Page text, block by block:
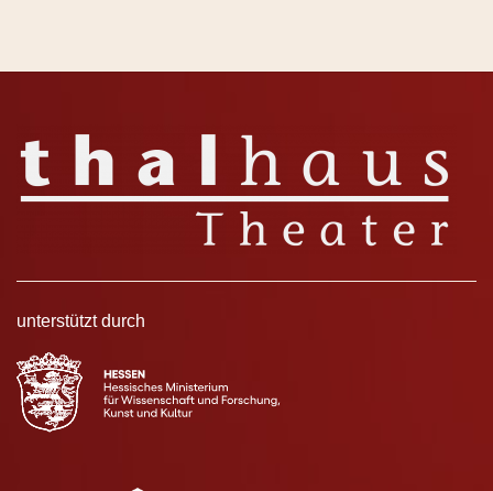
unterstützt durch